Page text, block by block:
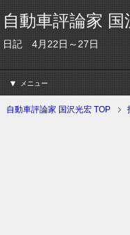
自動車評論家 国
日記 4月22日～27日
メニュー
自動車評論家 国沢光宏 TOP